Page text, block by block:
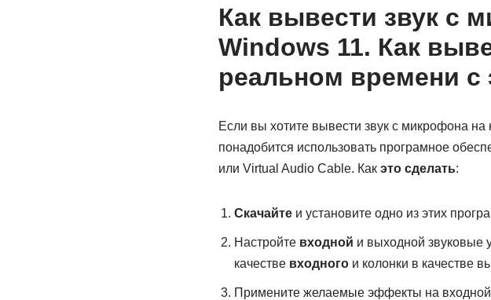
Как вывести звук с
Windows 11. Как
реальном времени
Если вы хотите вывести звук с микрофона
понадобится использовать програмное
или Virtual Audio Cable. Как это сделать:
Скачайтеи установите одно из этих
Настройте входной и выходной звуковые
качестве входногои колонки в качестве
Примените желаемые эффекты на входной